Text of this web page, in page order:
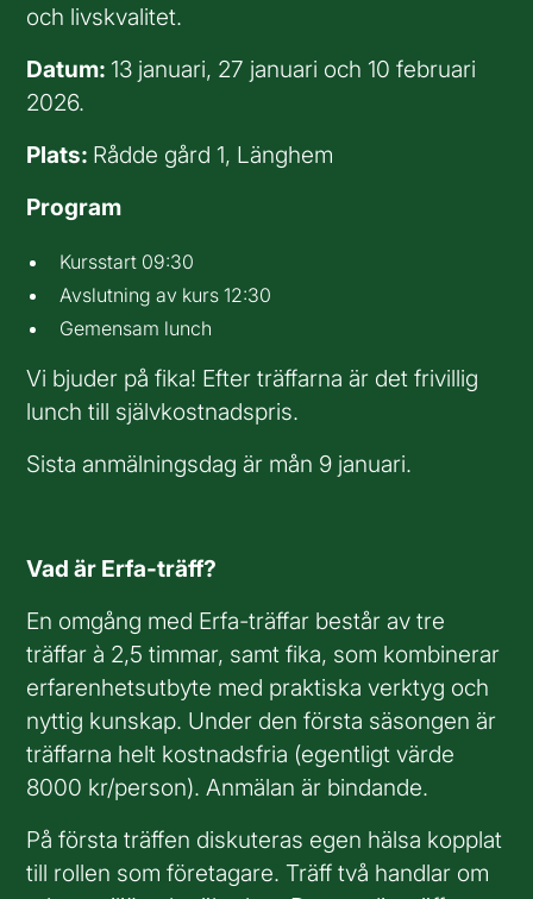
och livskvalitet.
Datum: 13 januari, 27 januari och 10 februari
2026.
Plats: Rådde gård 1, Länghem
Program
Kursstart 09:30
Avslutning av kurs 12:30
Gemensam lunch
Vi bjuder på fika! Efter träffarna är det frivillig
lunch till självkostnadspris.
Sista anmälningsdag är mån 9 januari.
Vad är Erfa-träff?
En omgång med Erfa-träffar består av tre
träffar à 2,5 timmar, samt fika, som kombinerar
erfarenhetsutbyte med praktiska verktyg och
nyttig kunskap. Under den första säsongen är
träffarna helt kostnadsfria (egentligt värde
8000 kr/person). Anmälan är bindande.
På första träffen diskuteras egen hälsa kopplat
till rollen som företagare. Träff två handlar om